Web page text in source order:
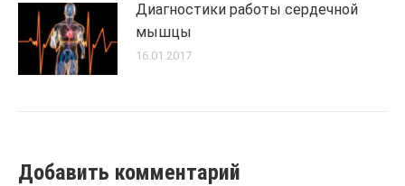
Диагностики работы сердечной
мышцы
16.01.2017
Добавить комментарий